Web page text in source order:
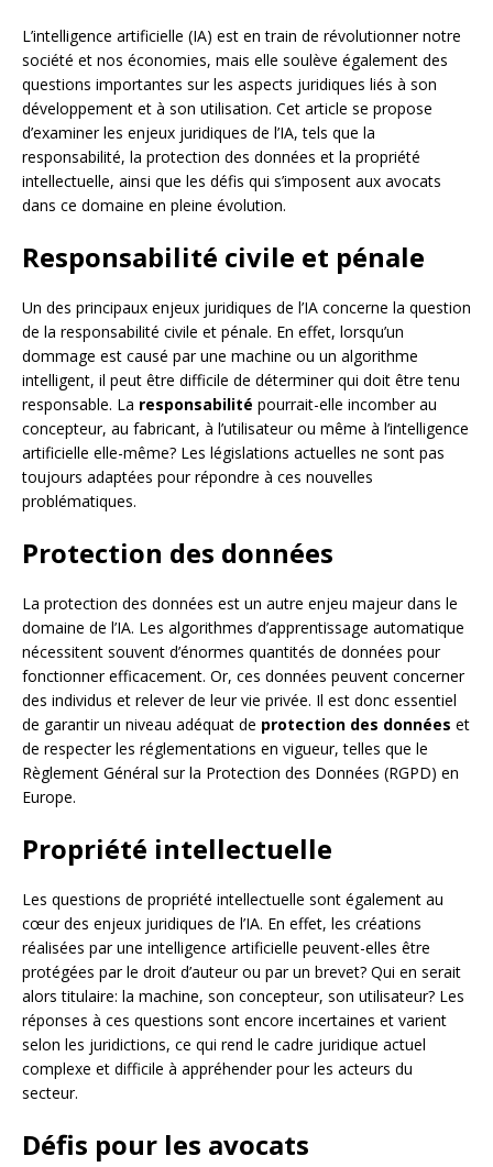
L’intelligence artificielle (IA) est en train de révolutionner notre
société et nos économies, mais elle soulève également des
questions importantes sur les aspects juridiques liés à son
développement et à son utilisation. Cet article se propose
d’examiner les enjeux juridiques de l’IA, tels que la
responsabilité, la protection des données et la propriété
intellectuelle, ainsi que les défis qui s’imposent aux avocats
dans ce domaine en pleine évolution.
Responsabilité civile et pénale
Un des principaux enjeux juridiques de l’IA concerne la question
de la responsabilité civile et pénale. En effet, lorsqu’un
dommage est causé par une machine ou un algorithme
intelligent, il peut être difficile de déterminer qui doit être tenu
responsable. La responsabilité pourrait-elle incomber au
concepteur, au fabricant, à l’utilisateur ou même à l’intelligence
artificielle elle-même? Les législations actuelles ne sont pas
toujours adaptées pour répondre à ces nouvelles
problématiques.
Protection des données
La protection des données est un autre enjeu majeur dans le
domaine de l’IA. Les algorithmes d’apprentissage automatique
nécessitent souvent d’énormes quantités de données pour
fonctionner efficacement. Or, ces données peuvent concerner
des individus et relever de leur vie privée. Il est donc essentiel
de garantir un niveau adéquat de protection des données et
de respecter les réglementations en vigueur, telles que le
Règlement Général sur la Protection des Données (RGPD) en
Europe.
Propriété intellectuelle
Les questions de propriété intellectuelle sont également au
cœur des enjeux juridiques de l’IA. En effet, les créations
réalisées par une intelligence artificielle peuvent-elles être
protégées par le droit d’auteur ou par un brevet? Qui en serait
alors titulaire: la machine, son concepteur, son utilisateur? Les
réponses à ces questions sont encore incertaines et varient
selon les juridictions, ce qui rend le cadre juridique actuel
complexe et difficile à appréhender pour les acteurs du
secteur.
Défis pour les avocats